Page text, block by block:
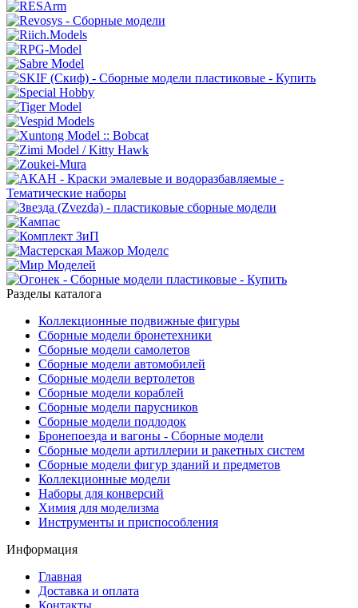
Разделы каталога
Коллекционные подвижные фигуры
Сборные модели бронетехники
Сборные модели самолетов
Сборные модели автомобилей
Сборные модели вертолетов
Сборные модели кораблей
Сборные модели парусников
Сборные модели подлодок
Бронепоезда и вагоны - Сборные модели
Сборные модели артиллерии и ракетных систем
Сборные модели фигур зданий и предметов
Коллекционные модели
Наборы для конверсий
Химия для моделизма
Инструменты и приспособления
Информация
Главная
Доставка и оплата
Контакты